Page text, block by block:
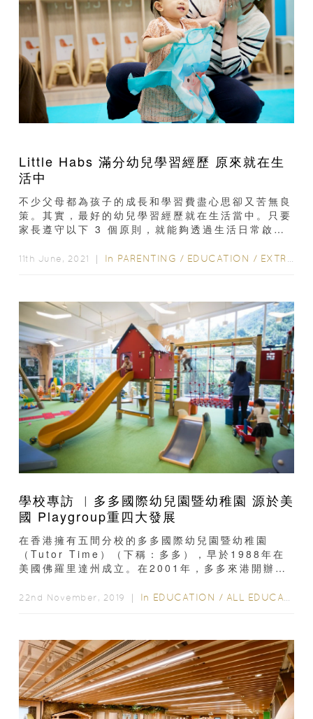
Little Habs 滿分幼兒學習經歷 原來就在生
活中
不少父母都為孩子的成長和學習費盡心思卻又苦無良
策。其實，最好的幼兒學習經歷就在生活當中。只要
家長遵守以下 3 個原則，就能夠透過生活日常啟蒙
11th June, 2021 ｜ In PARENTING / EDUCATION / EXTRACURRICULAR ACTIVITIES
學校專訪 ︳多多國際幼兒園暨幼稚園 源於美
國 Playgroup重四大發展
在香港擁有五間分校的多多國際幼兒園暨幼稚園
（Tutor Time）（下稱：多多），早於1988年在
美國佛羅里達州成立。在2001年，多多來港開辦首
22nd November, 2019 ｜ In EDUCATION / ALL EDUCATION